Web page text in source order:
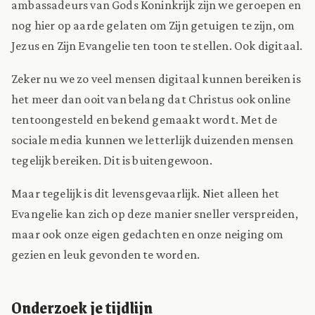
ambassadeurs van Gods Koninkrijk zijn we geroepen en
nog hier op aarde gelaten om Zijn getuigen te zijn, om
Jezus en Zijn Evangelie ten toon te stellen. Ook digitaal.
Zeker nu we zo veel mensen digitaal kunnen bereiken is
het meer dan ooit van belang dat Christus ook online
tentoongesteld en bekend gemaakt wordt. Met de
sociale media kunnen we letterlijk duizenden mensen
tegelijk bereiken. Dit is buitengewoon.
Maar tegelijk is dit levensgevaarlijk. Niet alleen het
Evangelie kan zich op deze manier sneller verspreiden,
maar ook onze eigen gedachten en onze neiging om
gezien en leuk gevonden te worden.
Onderzoek je tijdlijn